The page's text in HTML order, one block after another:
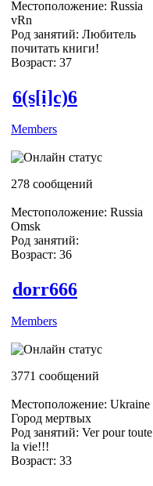
Местоположение: Russia
vRn
Род занятий: Любитель
почитать книги!
Возраст: 37
6(s[i]c)6
Members
278 сообщений
Местоположение: Russia
Omsk
Род занятий:
Возраст: 36
dorr666
Members
3771 сообщений
Местоположение: Ukraine
Город мертвых
Род занятий: Ver pour toute
la vie!!!
Возраст: 33